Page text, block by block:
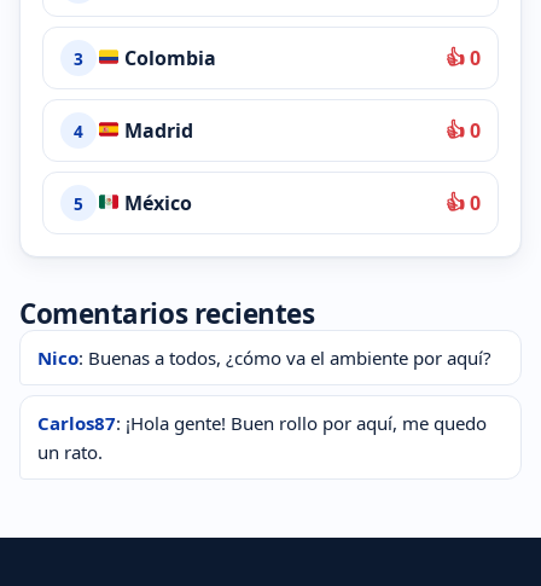
3 Colombia 👍 0
4 Madrid 👍 0
5 México 👍 0
Comentarios recientes
Nico: Buenas a todos, ¿cómo va el ambiente por aquí?
Carlos87: ¡Hola gente! Buen rollo por aquí, me quedo
un rato.